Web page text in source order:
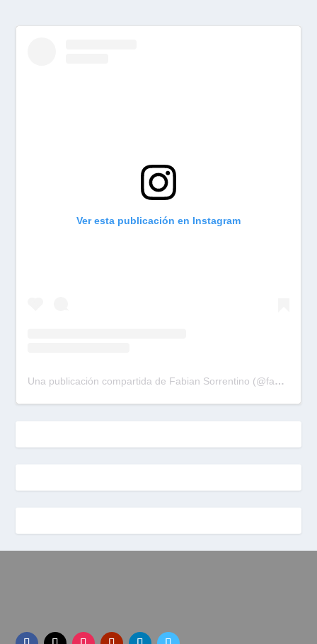
Ver esta publicación en Instagram
Una publicación compartida de Fabian Sorrentino (@fabiansonria)